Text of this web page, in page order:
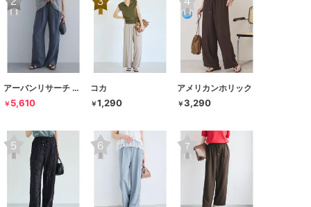
アーバンリサーチ ドアーズ
￥ 5,610
コカ
￥1,290
アメリカンホリック
￥3,290